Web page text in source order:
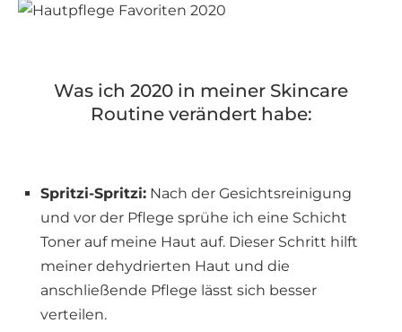
Was ich 2020 in meiner Skincare
Routine verändert habe:
Spritzi-Spritzi: Nach der Gesichtsreinigung
und vor der Pflege sprühe ich eine Schicht
Toner auf meine Haut auf. Dieser Schritt hilft
meiner dehydrierten Haut und die
anschließende Pflege lässt sich besser
verteilen.